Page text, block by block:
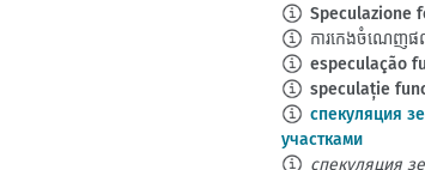
Speculazione
ការកេងចំណេញផ
especulação
speculație
спекуляция
участками
спекуляция